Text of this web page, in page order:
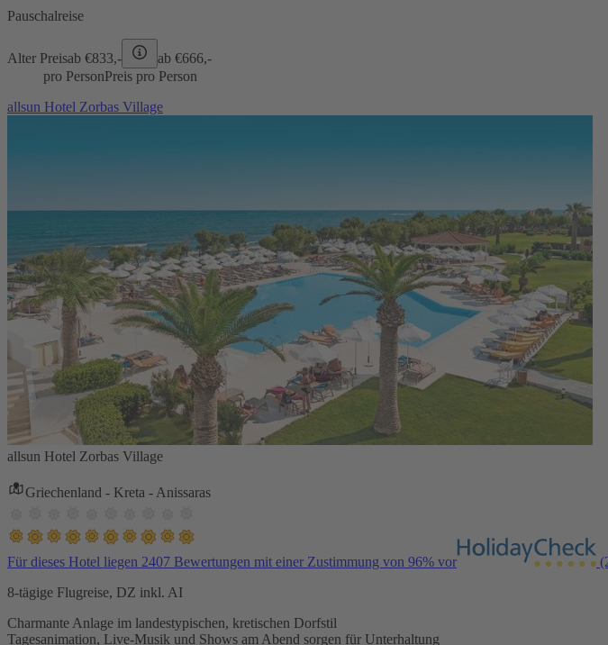
Pauschalreise
Alter Preisab €833,- ab €666,-
pro PersonPreis pro Person
allsun Hotel Zorbas Village
allsun Hotel Zorbas Village
Griechenland - Kreta - Anissaras
Für dieses Hotel liegen 2407 Bewertungen mit einer Zustimmung von 96% vor
8-tägige Flugreise, DZ inkl. AI
Charmante Anlage im landestypischen, kretischen Dorfstil
Tagesanimation, Live-Musik und Shows am Abend sorgen für Unterhaltung